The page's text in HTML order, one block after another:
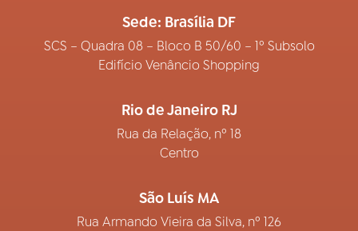
Sede: Brasília DF
SCS – Quadra 08 – Bloco B 50/60 – 1º Subsolo
Edifício Venâncio Shopping
Rio de Janeiro RJ
Rua da Relação, nº 18
Centro
São Luís MA
Rua Armando Vieira da Silva, nº 126